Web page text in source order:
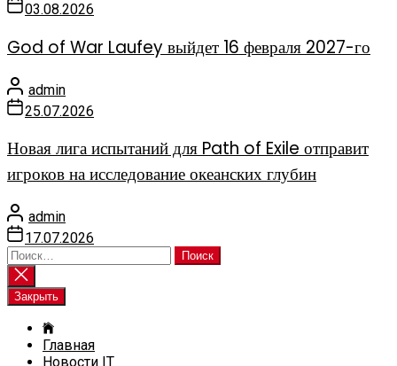
03.08.2026
God of War Laufey выйдет 16 февраля 2027-го
admin
25.07.2026
Новая лига испытаний для Path of Exile отправит
игроков на исследование океанских глубин
admin
17.07.2026
Найти:
Закрыть
Главная
Новости IT